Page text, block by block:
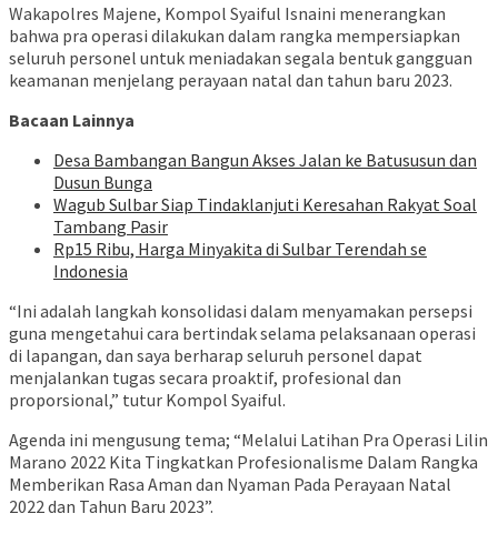
Wakapolres Majene, Kompol Syaiful Isnaini menerangkan
bahwa pra operasi dilakukan dalam rangka mempersiapkan
seluruh personel untuk meniadakan segala bentuk gangguan
keamanan menjelang perayaan natal dan tahun baru 2023.
Bacaan Lainnya
Desa Bambangan Bangun Akses Jalan ke Batususun dan
Dusun Bunga
Wagub Sulbar Siap Tindaklanjuti Keresahan Rakyat Soal
Tambang Pasir
Rp15 Ribu, Harga Minyakita di Sulbar Terendah se
Indonesia
“Ini adalah langkah konsolidasi dalam menyamakan persepsi
guna mengetahui cara bertindak selama pelaksanaan operasi
di lapangan, dan saya berharap seluruh personel dapat
menjalankan tugas secara proaktif, profesional dan
proporsional,” tutur Kompol Syaiful.
Agenda ini mengusung tema; “Melalui Latihan Pra Operasi Lilin
Marano 2022 Kita Tingkatkan Profesionalisme Dalam Rangka
Memberikan Rasa Aman dan Nyaman Pada Perayaan Natal
2022 dan Tahun Baru 2023”.